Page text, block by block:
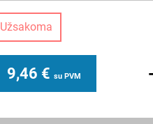
Užsakoma
9,46 € su PVM -